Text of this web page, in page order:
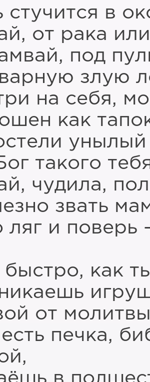
стучится в
от рака
под
злую
на себя,
как
такого
чудила,
звать
ляг и поверь
быстро, как
от
печка,
в